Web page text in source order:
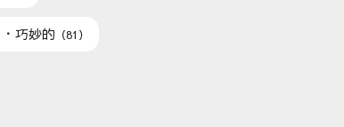
巧妙的 （81）